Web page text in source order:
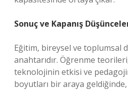
Sonuç ve Kapanış
Eğitim, bireysel ve toplumsal
anahtarıdır. Öğrenme
teknolojinin etkisi ve
boyutları bir araya